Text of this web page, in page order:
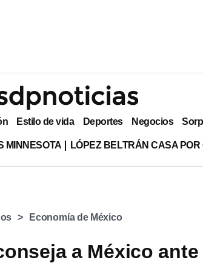
Estilo de vida Deportes Negocios
MINNESOTA LÓPEZ BELTRÁN CASA
Economía de México
a México ante